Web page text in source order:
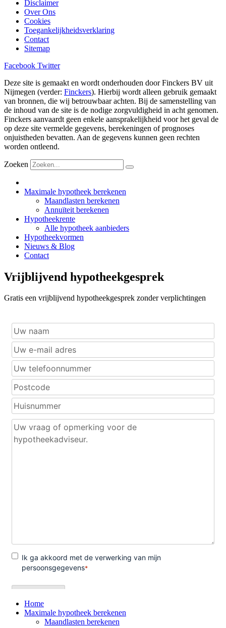
Disclaimer
Over Ons
Cookies
Toegankelijkheidsverklaring
Contact
Sitemap
Facebook Twitter
Deze site is gemaakt en wordt onderhouden door Finckers BV uit
Nijmegen (verder: Finckers). Hierbij wordt alleen gebruik gemaakt
van bronnen, die wij betrouwbaar achten. Bij de samenstelling van
de inhoud van de site is de nodige zorgvuldigheid in acht genomen.
Finckers aanvaardt geen enkele aansprakelijkheid voor het geval de
op deze site vermelde gegevens, berekeningen of prognoses
onjuistheden bevatten. Aan de gegevens kunnen geen rechten
worden ontleend.
Zoeken
Maximale hypotheek berekenen
Maandlasten berekenen
Annuïteit berekenen
Hypotheekrente
Alle hypotheek aanbieders
Hypotheekvormen
Nieuws & Blog
Contact
Vrijblijvend hypotheekgesprek
Gratis een vrijblijvend hypotheekgesprek zonder verplichtingen
Home
Maximale hypotheek berekenen
Maandlasten berekenen